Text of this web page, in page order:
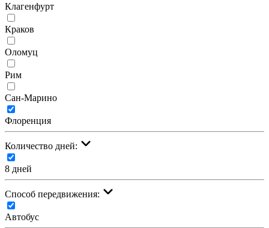
Клагенфурт
Краков
Оломуц
Рим
Сан-Марино
Флоренция
Количество дней:
8 дней
Cпособ передвижения:
Автобус